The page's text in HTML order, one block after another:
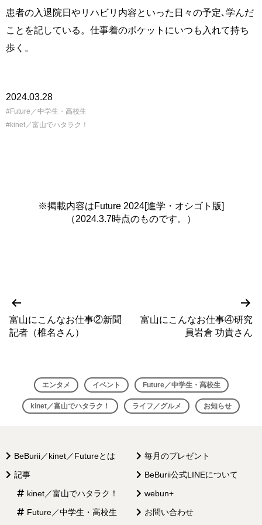
患者の入退院日やリハビリ内容といった日々の予定､学んだ
ことを記している。仕事着のポケットにいつも入れて持ち
歩く。
2024.03.28
Future／中学生・高校生
kinet／富山でハタラク！
※掲載内容はFuture 2024[進学・オシゴト版]
（2024.3.7時点のものです。）
投
稿
ョ
ン
の
投
稿
富山にこんなお仕事②新聞
記者（椎名さん）
次
の
投
稿
富山にこんなお仕事④研究
員岩倉 功貴さん
エンタメ イベント Future／中学生・高校生
kinet／富山でハタラク！ ライフ／グルメ お知らせ
BeBurii／kinet／Futureとは
記事
kinet／富山でハタラク！
Future／中学生・高校生
毎月のプレゼント
BeBurii公式LINEについて
webun+
お問い合わせ